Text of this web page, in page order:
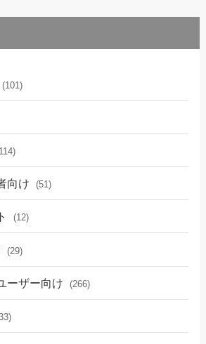
(101)
向け (51)
(12)
(29)
ーザー向け (266)